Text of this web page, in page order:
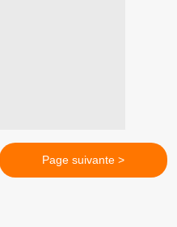
Page suivante >